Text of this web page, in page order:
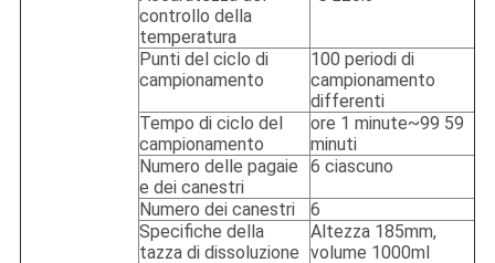
controllo della
temperatura
Punti del ciclo di
campionamento
100 periodi di
campionamento
differenti
Tempo di ciclo del
campionamento
ore 1 minute~99 59
minuti
Numero delle pagaie
e dei canestri
6 ciascuno
Numero dei canestri
6
Specifiche della
tazza di dissoluzione
Altezza 185mm,
volume 1000ml